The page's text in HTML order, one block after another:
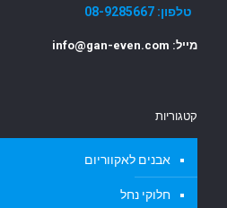
טלפון: 08-9285667
מייל: info@gan-even.com
קטגוריות
אבנים לאקווריום
חלוקי נחל